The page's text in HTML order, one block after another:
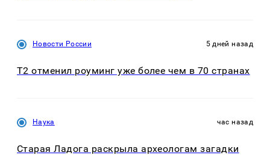
Новости России 5 дней назад
Т2 отменил роуминг уже более чем в 70 странах
Наука час назад
Старая Ладога раскрыла археологам загадки